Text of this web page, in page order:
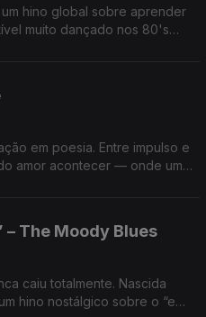
hino global sobre aprender
muito dançado nos 80's
em poesia. Entre impulso e
amor acontecer — onde um
– The Moody Blues
caiu totalmente. Nascida
hino nostálgico sobre o “e